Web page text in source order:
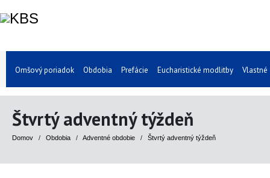
Omšový poriadok Obdobia Prefácie Eucharistické modlitby Vlastné
Štvrtý adventný týždeň
Domov / Obdobia / Adventné obdobie / Štvrtý adventný týždeň